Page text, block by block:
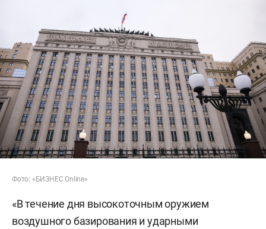
Фото: «БИЗНЕС Online»
«В течение дня высокоточным оружием
воздушного базирования и ударными